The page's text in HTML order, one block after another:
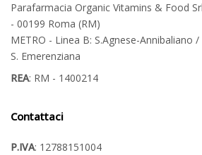
Parafarmacia Organic Vitamins & Food
- 00199 Roma (RM)
METRO - Linea B: S.Agnese-Annibaliano /
S. Emerenziana
REA: RM - 1400214
Contattaci
P.IVA: 12788151004